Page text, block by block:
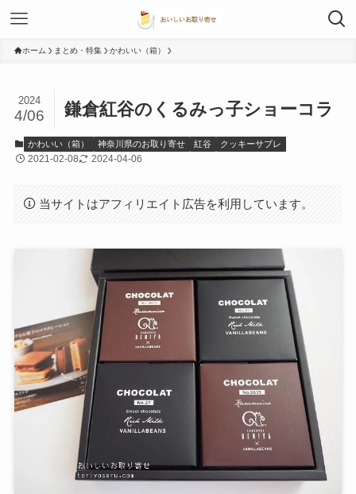
ホーム まとめ・特集 かわいい（箱）
鎌倉紅谷のくるみっ子ショーコラ
2024
4/06
かわいい（箱） 神奈川県のお取り寄せ 紅谷 クッキーサブレ
2021-02-08 2024-04-06
当サイトはアフィリエイト広告を利用しています。